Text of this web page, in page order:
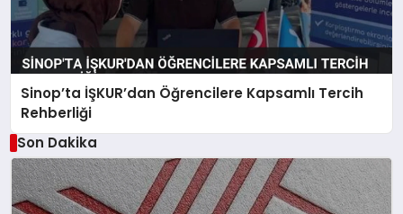
Sinop’ta İŞKUR’dan Öğrencilere Kapsamlı Tercih
Rehberliği
Son Dakika